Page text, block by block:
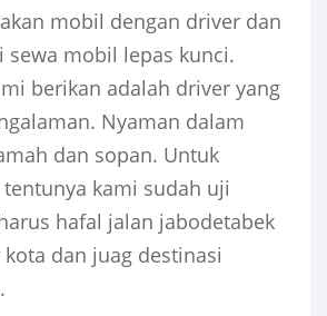
mobil dengan driver dan
sewa mobil lepas kunci.
berikan adalah driver yang
Nyaman dalam
dan sopan. Untuk
kami sudah uji
hafal jalan jabodetabek
dan juag destinasi